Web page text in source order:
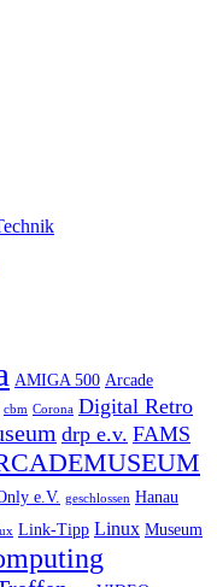
AMIGA 500 Arcade
cbm Corona Digital Retro
drp e.v. FAMS
e.V. geschlossen Hanau
Link-Tipp Linux Museum